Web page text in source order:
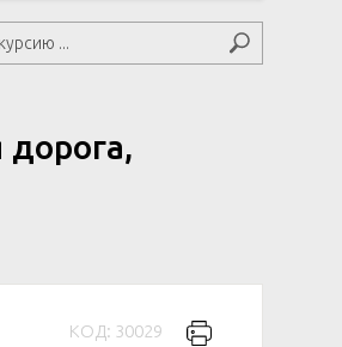
КОД: 30029